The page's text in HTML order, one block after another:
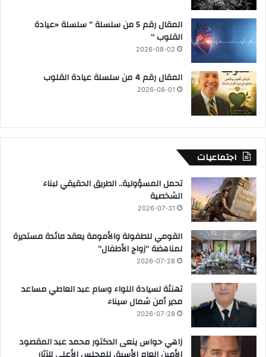
المقال رقم 5 من سلسلة ” سلسلة «عيادة
القلوب “
2026-08-02
المقال رقم 4 من سلسلة عيادة القلوب
2026-08-01
اجتماعيات
تحمل المسؤولية.. الطريق الحقيقي لبناء
الشخصية
2026-07-31
القومي للطفولة والأمومة يعقد مائدة مستديرة
لمناهضة “زواج الأطفال”
2026-07-28
تهنئة لسيادة اللواء وسام عبد العاطي مساعد
مدير أمن شمال سيناء
2026-07-28
زاهي حواس ينعى الدكتور محمد عبد المقصود